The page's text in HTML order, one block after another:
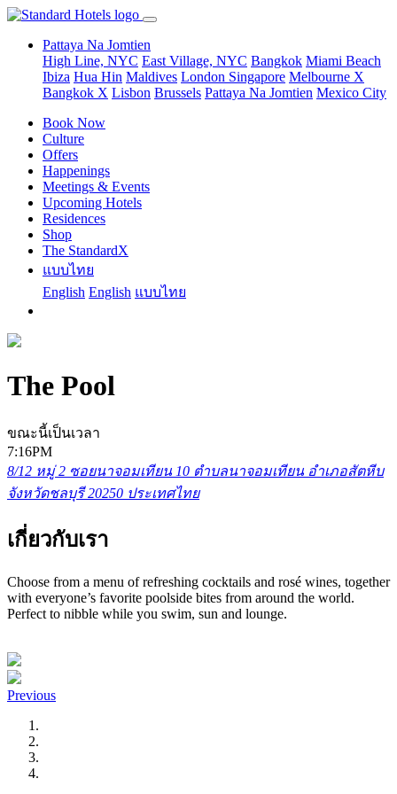
Pattaya Na Jomtien
High Line, NYC East Village, NYC Bangkok Miami Beach
Ibiza Hua Hin Maldives London Singapore Melbourne X
Bangkok X Lisbon Brussels Pattaya Na Jomtien Mexico City
Book Now
Culture
Offers
Happenings
Meetings & Events
Upcoming Hotels
Residences
Shop
The StandardX
แบบไทย
English English แบบไทย
The Pool
ขณะนี้เป็นเวลา
7:16PM
8/12 หมู่ 2 ซอยนาจอมเทียน 10 ตำบลนาจอมเทียน อำเภอสัตหีบ
จังหวัดชลบุรี 20250 ประเทศไทย
เกี่ยวกับเรา
Choose from a menu of refreshing cocktails and rosé wines, together
with everyone’s favorite poolside bites from around the world.
Perfect to nibble while you swim, sun and lounge.
Previous